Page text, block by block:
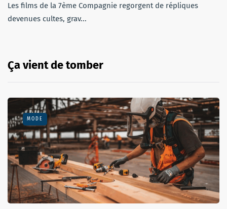
Les films de la 7ème Compagnie regorgent de répliques
devenues cultes, grav...
Ça vient de tomber
MODE